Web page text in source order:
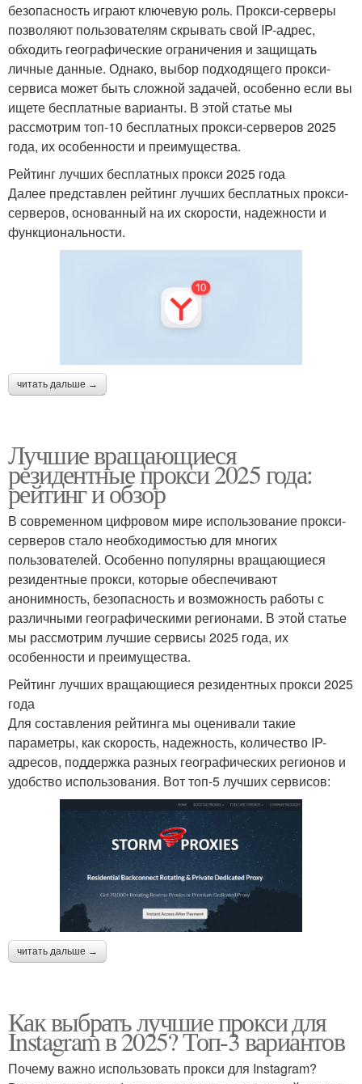
безопасность играют ключевую роль. Прокси-серверы
позволяют пользователям скрывать свой IP-адрес,
обходить географические ограничения и защищать
личные данные. Однако, выбор подходящего прокси-
сервиса может быть сложной задачей, особенно если вы
ищете бесплатные варианты. В этой статье мы
рассмотрим топ-10 бесплатных прокси-серверов 2025
года, их особенности и преимущества.
Рейтинг лучших бесплатных прокси 2025 года
Далее представлен рейтинг лучших бесплатных прокси-
серверов, основанный на их скорости, надежности и
функциональности.
читать дальше →
Лучшие вращающиеся
резидентные прокси 2025 года:
рейтинг и обзор
В современном цифровом мире использование прокси-
серверов стало необходимостью для многих
пользователей. Особенно популярны вращающиеся
резидентные прокси, которые обеспечивают
анонимность, безопасность и возможность работы с
различными географическими регионами. В этой статье
мы рассмотрим лучшие сервисы 2025 года, их
особенности и преимущества.
Рейтинг лучших вращающиеся резидентных прокси 2025
года
Для составления рейтинга мы оценивали такие
параметры, как скорость, надежность, количество IP-
адресов, поддержка разных географических регионов и
удобство использования. Вот топ-5 лучших сервисов:
читать дальше →
Как выбрать лучшие прокси для
Instagram в 2025? Топ-3 вариантов
Почему важно использовать прокси для Instagram?